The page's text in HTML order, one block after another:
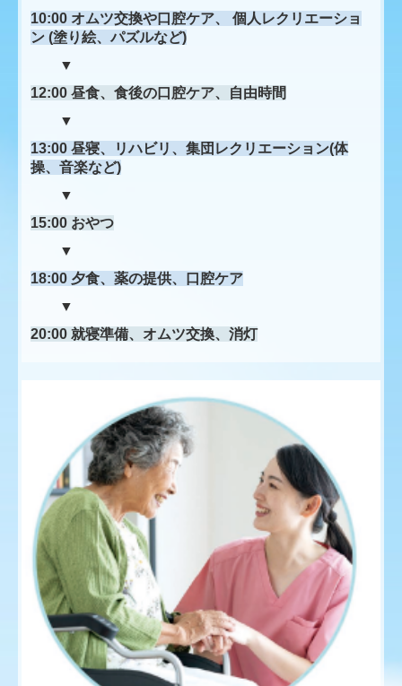
介護医療院とは
介護医療院の特徴
1日の流れ
入所までの流れ
介護医療院料金表
10:00 オムツ交換や口腔ケア、 個人レクリエーショ
ン (塗り絵、パズルなど)
▼
12:00 昼食、食後の口腔ケア、自由時間
▼
13:00 昼寝、リハビリ、集団レクリエーション(体
操、音楽など)
▼
15:00 おやつ
▼
18:00 夕食、薬の提供、口腔ケア
▼
20:00 就寝準備、オムツ交換、消灯